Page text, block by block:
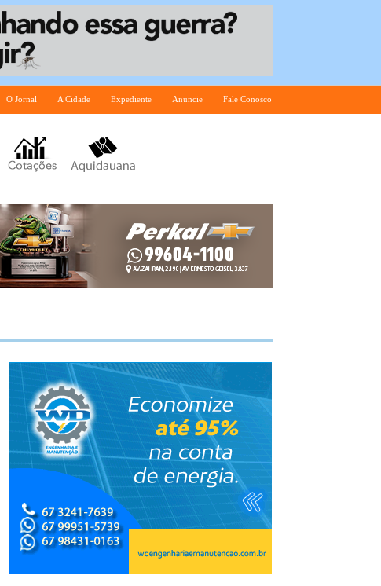
O Jornal A Cidade Expediente Anuncie Fale Conosco